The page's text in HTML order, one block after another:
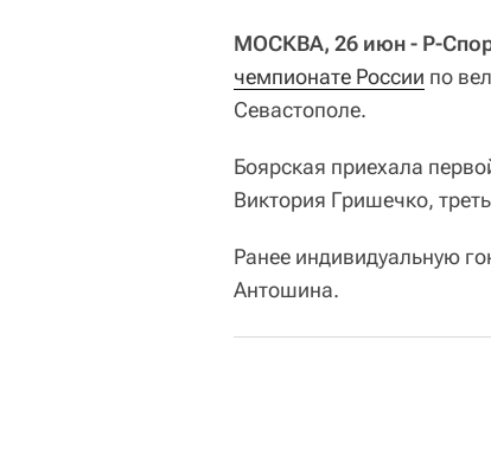
МОСКВА, 26 июн - Р-
чемпионате России по
Севастополе.
Боярская приехала
Виктория Гришечко,
Ранее индивидуальную
Антошина.